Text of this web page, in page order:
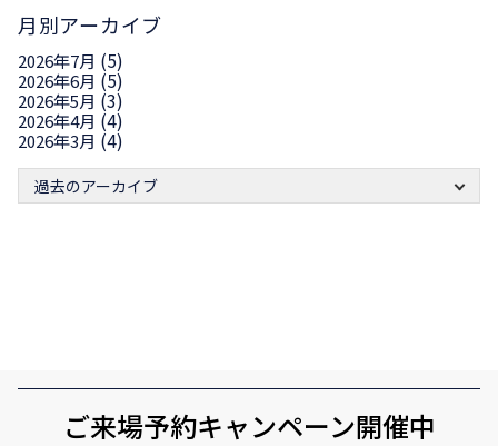
月別アーカイブ
2026年7月 (5)
2026年6月 (5)
2026年5月 (3)
2026年4月 (4)
2026年3月 (4)
過去のアーカイブ
ご来場予約キャンペーン開催中